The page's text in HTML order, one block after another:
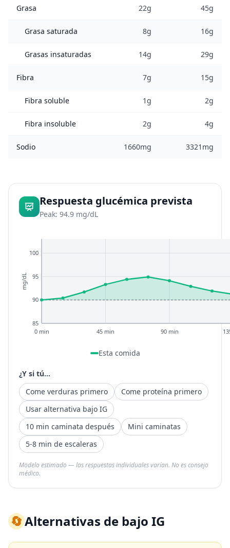
Grasa 22g 45g
Grasa saturada 8g 16g
Grasas insaturadas 14g 29g
Fibra 7g 15g
Fibra soluble 1g 2g
Fibra insoluble 2g 4g
Sodio 1660mg 3321mg
Respuesta glucémica prevista
Peak: 94.9 mg/dL
85
90
95
100
0 min 45 min 90 min
mg/dL
Esta comida
¿Y si tú...
Come verduras primero
Come proteína primero
Usar alternativa bajo IG
10 min caminata después
Mini caminatas
5-8 min de escaleras
Modelo estimado — las respuestas individuales varían. No es consejo
médico.
🔄Alternativas de bajo IG